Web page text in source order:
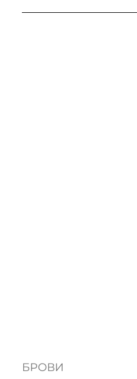
БРОВИ